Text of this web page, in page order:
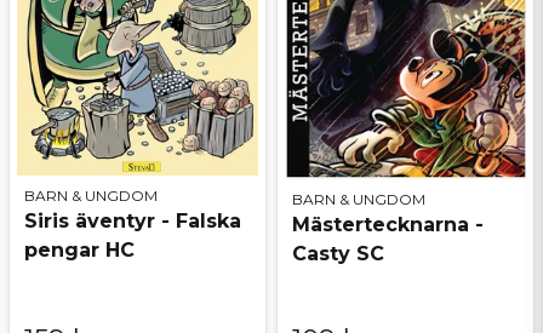
BARN & UNGDOM
Siris äventyr - Falska
pengar HC
BARN & UNGDOM
Mästertecknarna -
Casty SC